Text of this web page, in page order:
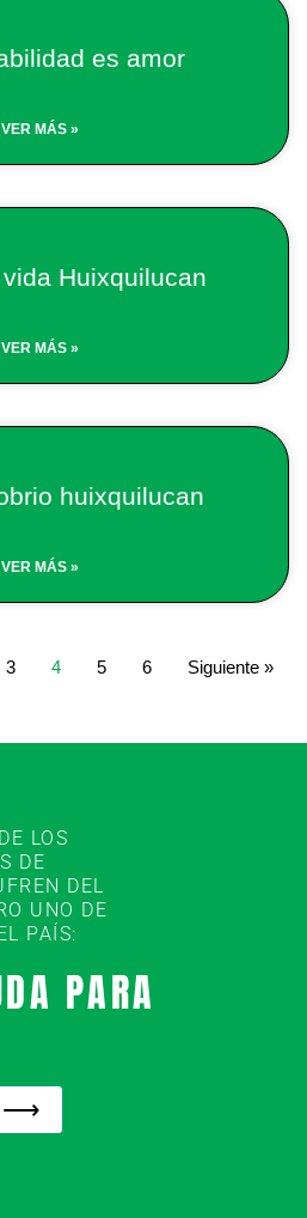
es amor
VER MÁS »
Huixquilucan
VER MÁS »
huixquilucan
VER MÁS »
3 4 5 6 Siguiente »
LOS
DE
DEL
UNO DE
PAÍS:
PARA
⟶